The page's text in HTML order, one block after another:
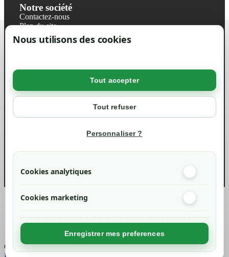
Nous utilisons des cookies
Tout accepter
Tout refuser
Personnaliser ?
Cookies analytiques
Cookies marketing
Enregistrer mes preferences
Notre société
Contactez-nous
Plan du site
Magasin
Mentions légales
Politique de confidentialité RGPD
Votre compte
info@green-tech-shop.com
Created byNageoconcept
Chargement...